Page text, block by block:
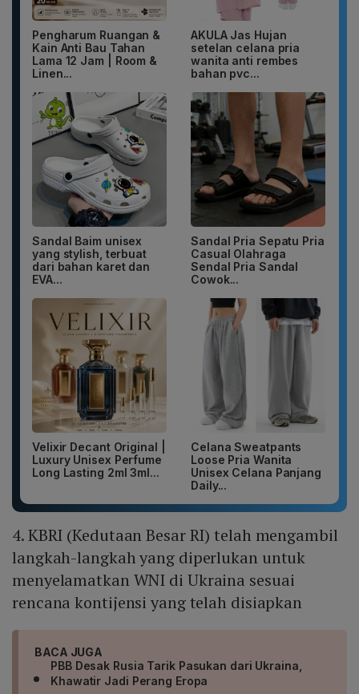
Pengharum Ruangan &
Kain Anti Bau Tahan
Lama 12 Jam | Room &
Linen...
AKULA Jas Hujan
setelan celana pria
wanita anti rembes
bahan pvc...
Sandal Baim unisex
yang stylish, terbuat
dari bahan karet dan
EVA...
Sandal Pria Sepatu Pria
Casual Olahraga
Sendal Pria Sandal
Cowok...
Velixir Decant Original |
Luxury Unisex Perfume
Long Lasting 2ml 3ml...
Celana Sweatpants
Loose Pria Wanita
Unisex Celana Panjang
Daily...
4. KBRI (Kedutaan Besar RI) telah mengambil
langkah-langkah yang diperlukan untuk
menyelamatkan WNI di Ukraina sesuai
rencana kontijensi yang telah disiapkan
BACA JUGA
PBB Desak Rusia Tarik Pasukan dari Ukraina,
Khawatir Jadi Perang Eropa